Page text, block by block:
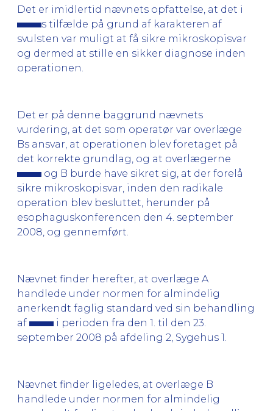
Det er imidlertid nævnets opfattelse, at det i
s tilfælde på grund af karakteren af
svulsten var muligt at få sikre mikroskopisvar
og dermed at stille en sikker diagnose inden
operationen.
Det er på denne baggrund nævnets
vurdering, at det som operatør var overlæge
Bs ansvar, at operationen blev foretaget på
det korrekte grundlag, og at overlægerne
og B burde have sikret sig, at der forelå
sikre mikroskopisvar, inden den radikale
operation blev besluttet, herunder på
esophaguskonferencen den 4. september
2008, og gennemført.
Nævnet finder herefter, at overlæge A
handlede under normen for almindelig
anerkendt faglig standard ved sin behandling
af
i perioden fra den 1. til den 23.
september 2008 på afdeling 2, Sygehus 1.
Nævnet finder ligeledes, at overlæge B
handlede under normen for almindelig